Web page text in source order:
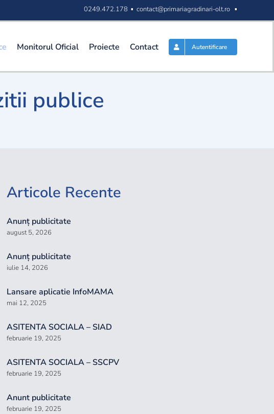
0249.472.178 ▪contact@primariagradinari-olt.ro ▪
Monitorul Oficial Proiecte Contact Autentificare
publice
Articole Recente
Anunț publicitate
august 5, 2026
Anunț publicitate
iulie 14, 2026
Lansare aplicatie InfoMAMA
mai 12, 2025
ASITENTA SOCIALA – SIAD
februarie 19, 2025
ASITENTA SOCIALA – SSCPV
februarie 19, 2025
Anunt publicitate
februarie 19, 2025